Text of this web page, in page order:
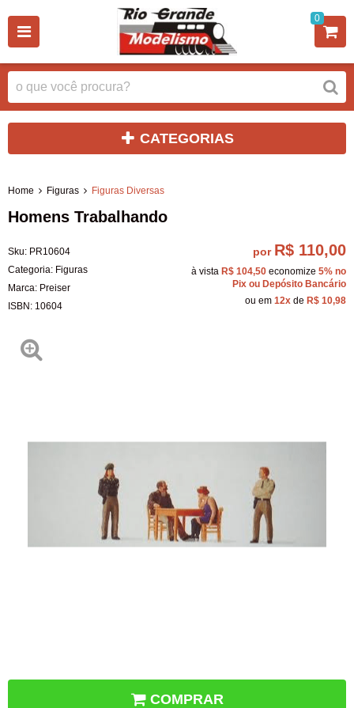
0
CATEGORIAS
Home Figuras Figuras Diversas
Homens Trabalhando
Sku: PR10604
Categoria: Figuras
Marca: Preiser
ISBN: 10604
por R$ 110,00
à vista R$ 104,50 economize 5% no
Pix ou Depósito Bancário
ou em 12x de R$ 10,98
COMPRAR